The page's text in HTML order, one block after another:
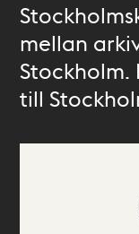
mellan
till